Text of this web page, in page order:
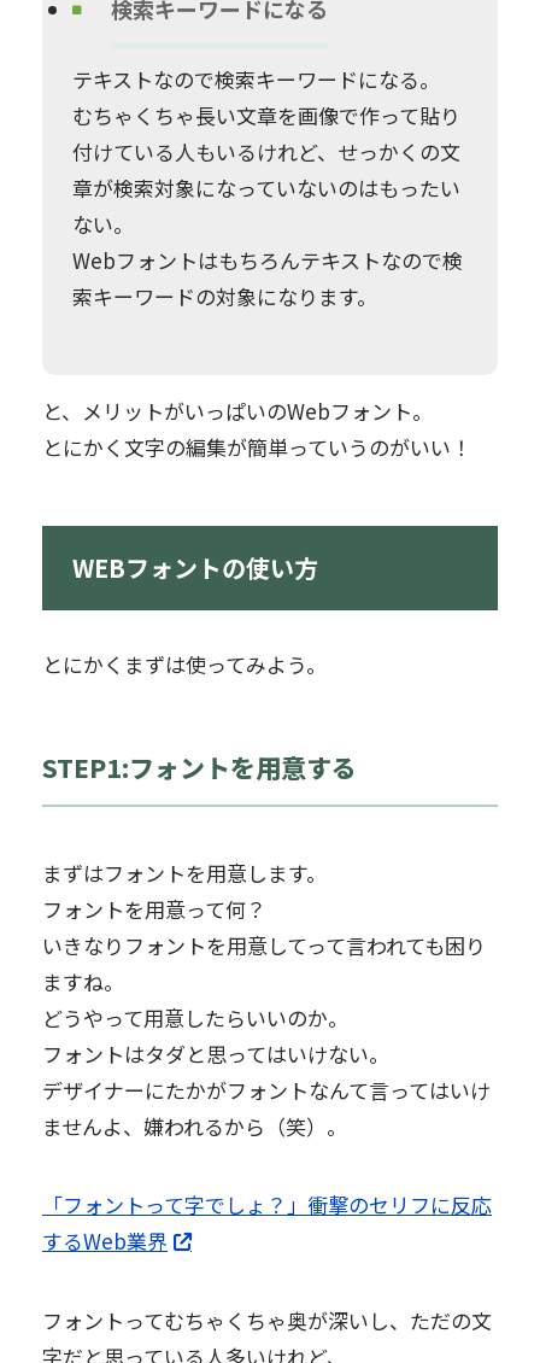
検索キーワードになる
テキストなので検索キーワードになる。
むちゃくちゃ長い文章を画像で作って貼り
付けている人もいるけれど、せっかくの文
章が検索対象になっていないのはもったい
ない。
Webフォントはもちろんテキストなので検
索キーワードの対象になります。
と、メリットがいっぱいのWebフォント。
とにかく文字の編集が簡単っていうのがいい！
WEBフォントの使い方
とにかくまずは使ってみよう。
STEP1:フォントを用意する
まずはフォントを用意します。
フォントを用意って何？
いきなりフォントを用意してって言われても困り
ますね。
どうやって用意したらいいのか。
フォントはタダと思ってはいけない。
デザイナーにたかがフォントなんて言ってはいけ
ませんよ、嫌われるから（笑）。
「フォントって字でしょ？」衝撃のセリフに反応
するWeb業界
フォントってむちゃくちゃ奥が深いし、ただの文
字だと思っている人多いけれど、